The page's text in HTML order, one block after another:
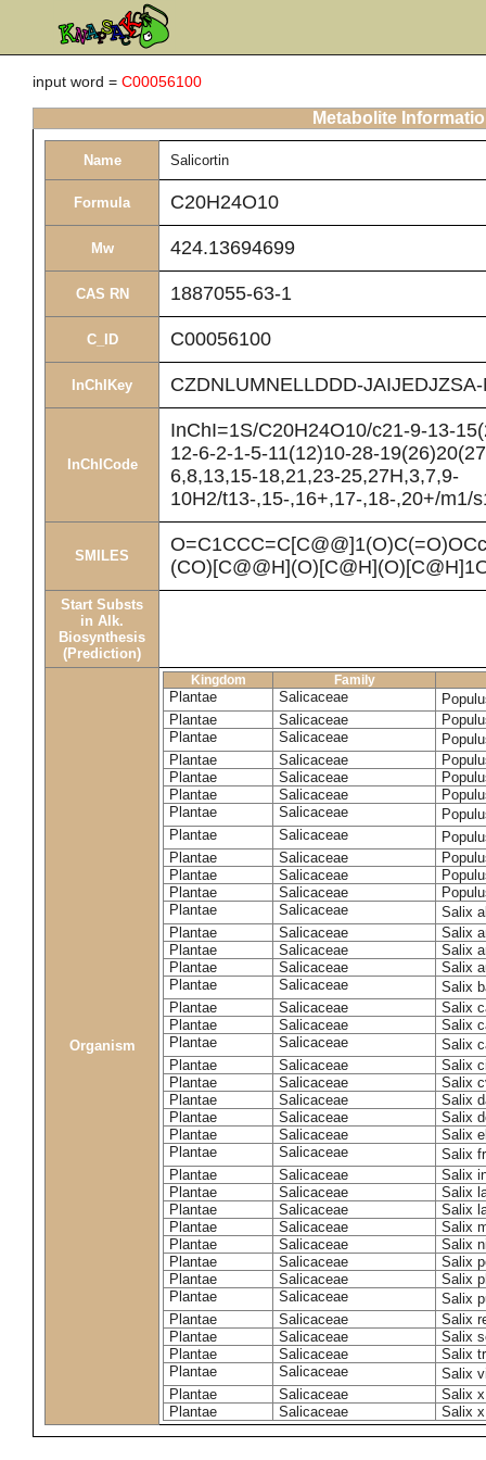
input word = C00056100
Metabolite
Name Salicortin
Formula C20H24O10
Mw 424.13694699
CAS RN 1887055-63-1
C_ID C00056100
InChIKey CZDNLUMNELLDDD-
InChICode
InChI=1S/C20H24O10/c21-9-13-
12-6-2-1-5-11(12)10-28-
6,8,13,15-18,21,23-25,27H,3,7,9-
10H2/t13-,15-,16+,17-,18-,20+/m1/
SMILES
Start Substs
in Alk.
Biosynthesis
(Prediction)
Organism
Kingdom Family
Plantae Salicaceae
Plantae
Salicaceae
Plantae
Salicaceae
Plantae
Salicaceae
Plantae
Salicaceae
Plantae
Salicaceae
Plantae
Salicaceae
Plantae
Salicaceae
Plantae
Salicaceae
Plantae
Salicaceae
Plantae
Salicaceae
Plantae
Salicaceae
Salix
Plantae
Salicaceae
Salix
Plantae
Salicaceae
Salix
Plantae
Salicaceae
Salix
Plantae
Salicaceae
Salix
Plantae
Salicaceae
Salix
Plantae
Salicaceae
Salix
Plantae
Salicaceae
Salix
Plantae
Salicaceae
Salix
Plantae
Salicaceae
Salix
Plantae
Salicaceae
Salix
Plantae
Salicaceae
Salix
Plantae
Salicaceae
Salix
Plantae
Salicaceae
Salix
Plantae
Salicaceae
Salix
Plantae
Salicaceae
Salix
Plantae
Salicaceae
Salix
Plantae
Salicaceae
Salix
Plantae
Salicaceae
Salix
Plantae
Salicaceae
Salix
Plantae
Salicaceae
Salix
Plantae
Salicaceae
Salix
Plantae
Salicaceae
Salix
Plantae
Salicaceae
Salix
Plantae
Salicaceae
Salix
Plantae
Salicaceae
Salix
Plantae
Salicaceae
Salix
Plantae
Salicaceae Salix